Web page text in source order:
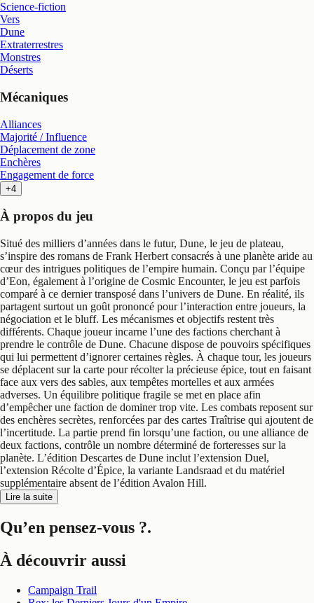
Science-fiction
Vers
Dune
Extraterrestres
Monstres
Déserts
Mécaniques
Alliances
Majorité / Influence
Déplacement de zone
Enchères
Engagement de force
+4
À propos du jeu
Situé des milliers d’années dans le futur, Dune, le jeu de plateau,
s’inspire des romans de Frank Herbert consacrés à une planète aride au
cœur des intrigues politiques de l’empire humain. Conçu par l’équipe
d’Eon, également à l’origine de Cosmic Encounter, le jeu est parfois
comparé à ce dernier transposé dans l’univers de Dune. En réalité, ils
partagent surtout un goût prononcé pour l’interaction entre joueurs, la
négociation et le bluff. Les mécanismes et objectifs restent très
différents. Chaque joueur incarne l’une des factions cherchant à
prendre le contrôle de Dune. Chacune dispose de pouvoirs spécifiques
qui lui permettent d’ignorer certaines règles. À chaque tour, les joueurs
se déplacent sur la carte pour récolter la précieuse épice, tout en faisant
face aux vers des sables, aux tempêtes mortelles et aux armées
adverses. Un équilibre politique fragile se met en place afin
d’empêcher une faction de dominer trop vite. Les combats reposent sur
des enchères secrètes, renforcées par des cartes Traîtrise qui ajoutent de
l’incertitude. La partie prend fin lorsqu’une faction, ou une alliance de
deux factions, contrôle un nombre déterminé de forteresses sur la
planète. L’édition Descartes de Dune inclut l’extension Duel,
l’extension Récolte d’Épice, la variante Landsraad et du matériel
supplémentaire absent de l’édition Avalon Hill.
Lire la suite
Qu’en pensez-vous ?.
À découvrir aussi
Campaign Trail